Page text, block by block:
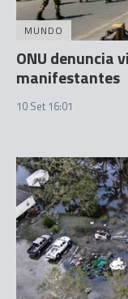
MUNDO
ONU denuncia
manifestantes
10 Set 16:01